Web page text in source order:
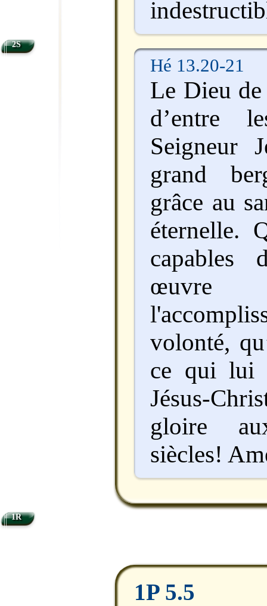
Hé 13.20-21
Le Dieu
d’entre
Seigneur
grand
grâce au
éternelle.
capables
volonté,
ce qui lui
Jésus-
gloire
siècles!
1P 5.5
2S
1R